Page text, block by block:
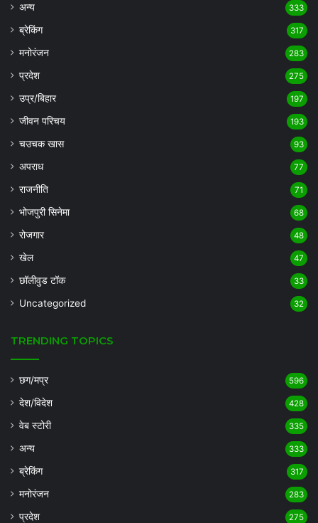
अन्य 333
ब्रेकिंग 317
मनोरंजन 283
प्रदेश 275
उप्र/बिहार 197
जीवन परिचय 193
चउचक खास 93
अपराध 77
राजनीति 71
भोजपुरी सिनेमा 68
रोजगार 48
खेल 47
छॉलीवुड टॉक 33
Uncategorized 32
TRENDING TOPICS
छग/मप्र 596
देश/विदेश 428
वेब स्टोरी 335
अन्य 333
ब्रेकिंग 317
मनोरंजन 283
प्रदेश 275